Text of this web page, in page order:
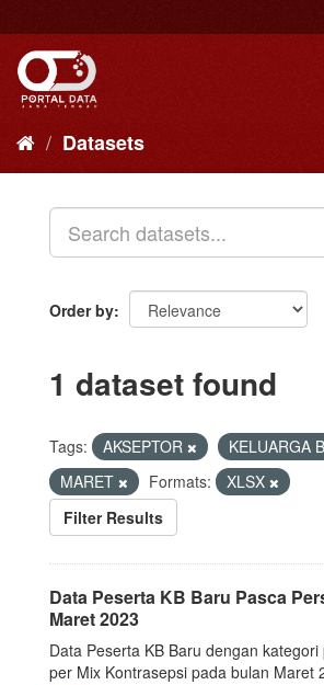
to
content
Datasets
Order by
1 dataset found
Tags: AKSEPTOR
KELUARGA
MARET
Formats:
XLSX
Filter Results
Data Peserta KB Baru Pasca
Maret 2023
Data Peserta KB Baru dengan
per Mix Kontrasepsi pada bulan Maret